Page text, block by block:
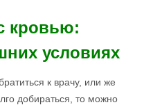
кровью:
условиях
к врачу, или же
добираться, то можно